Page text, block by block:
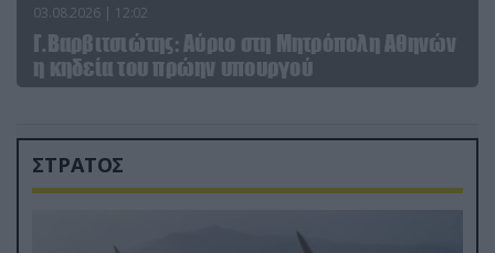
03.08.2026 | 12:02
Γ.Βαρβιτσιώτης: Aύριο στη Μητρόπολη Αθηνών
η κηδεία του πρώην υπουργού
ΣΤΡΑΤΟΣ